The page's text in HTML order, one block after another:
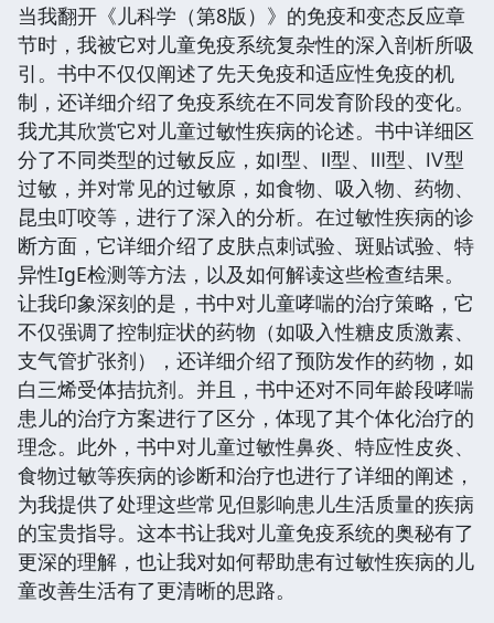
当我翻开《儿科学（第8版）》的免疫和变态反应章
节时，我被它对儿童免疫系统复杂性的深入剖析所吸
引。书中不仅仅阐述了先天免疫和适应性免疫的机
制，还详细介绍了免疫系统在不同发育阶段的变化。
我尤其欣赏它对儿童过敏性疾病的论述。书中详细区
分了不同类型的过敏反应，如Ⅰ型、Ⅱ型、Ⅲ型、Ⅳ型
过敏，并对常见的过敏原，如食物、吸入物、药物、
昆虫叮咬等，进行了深入的分析。在过敏性疾病的诊
断方面，它详细介绍了皮肤点刺试验、斑贴试验、特
异性IgE检测等方法，以及如何解读这些检查结果。
让我印象深刻的是，书中对儿童哮喘的治疗策略，它
不仅强调了控制症状的药物（如吸入性糖皮质激素、
支气管扩张剂），还详细介绍了预防发作的药物，如
白三烯受体拮抗剂。并且，书中还对不同年龄段哮喘
患儿的治疗方案进行了区分，体现了其个体化治疗的
理念。此外，书中对儿童过敏性鼻炎、特应性皮炎、
食物过敏等疾病的诊断和治疗也进行了详细的阐述，
为我提供了处理这些常见但影响患儿生活质量的疾病
的宝贵指导。这本书让我对儿童免疫系统的奥秘有了
更深的理解，也让我对如何帮助患有过敏性疾病的儿
童改善生活有了更清晰的思路。